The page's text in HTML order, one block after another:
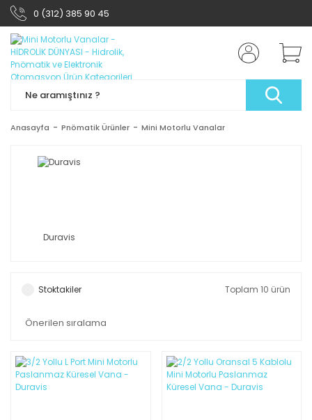
0 (312) 385 90 45
Anasayfa Pnömatik Ürünler Mini Motorlu Vanalar
Duravis
Stoktakiler Toplam 10 ürün